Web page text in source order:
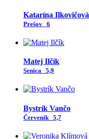
Katarína Ilkovičová
Prešov 6
Matej Ilčík
Senica 5,9
Bystrík Vančo
Červeník 5,7